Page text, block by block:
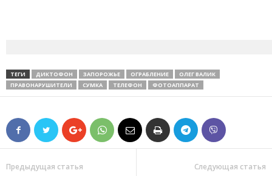
ТЕГИ ДИКТОФОН ЗАПОРОЖЬЕ ОГРАБЛЕНИЕ
ОЛЕГ ВАЛИК
ПРАВОНАРУШИТЕЛИ
СУМКА ТЕЛЕФОН ФОТОАППАРАТ
Предыдущая статья Следующая статья